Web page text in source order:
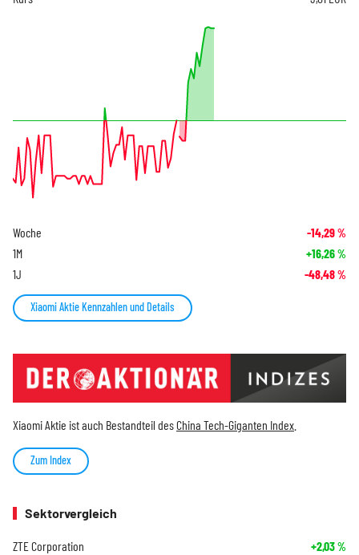
Woche -14,29%
1M +16,26%
1J -48,48%
Xiaomi Aktie Kennzahlen und Details
Xiaomi Aktie ist auch Bestandteil desChina Tech-Giganten Index
Zum Index
Sektorvergleich
ZTE Corporation +2,03%